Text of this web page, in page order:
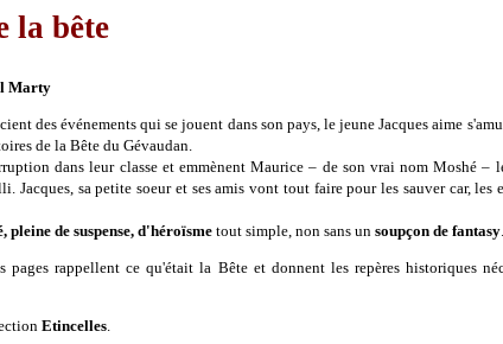
la bête
Marty
des événements qui se jouent dans son pays, le jeune Jacques aime
de la Bête du Gévaudan.
dans leur classe et emmènentMaurice – de son vrai nom Moshé –
Jacques, sa petite soeur et ses amis vont tout faire pour les sauver car,
de suspense, d'héroïsmetout simple, non sans un soupçon de fantasy
rappellent ce qu'était la Bête et donnent les repères historiques
Etincelles.